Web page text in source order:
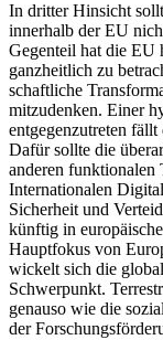
In dritter Hinsicht
innerhalb der EU
Gegenteil hat die EU
ganzheitlich zu
schaftliche
mitzudenken. Einer
entgegenzutreten
Dafür sollte die
anderen funktionalen
Internationalen
Sicherheit und
künftig in
Hauptfokus von
wickelt sich die
Schwerpunkt.
genauso wie die
der